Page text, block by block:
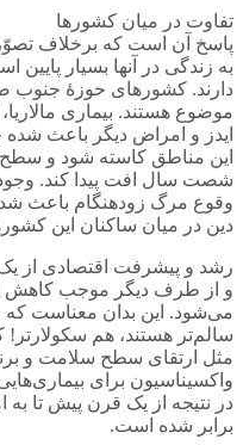
تفاوت در میان کشورها
پاسخ آن است که برخلاف
به زندگی در آنها بسیار
دارند. کشورهای حوزۀ جنوب
موضوع هستند. بیماری مالاریا،
ایدز و امراض دیگر باعث
این مناطق کاسته شود و سطح
شصت سال افت پیدا کند.
وقوع مرگ زودهنگام باعث شده
دین در میان ساکنان این
رشد و پیشرفت اقتصادی
و از طرف دیگر موجب کاهش
می‌شود. این بدان معناست که
سالم‌تر هستند، هم سکولارتر!
مثل ارتقای سطح سلامت و
واکسیناسیون برای
در نتیجه از یک قرن پیش تا به
برابر شده است.